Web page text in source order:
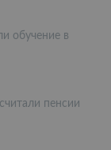
обучение в
пенсии